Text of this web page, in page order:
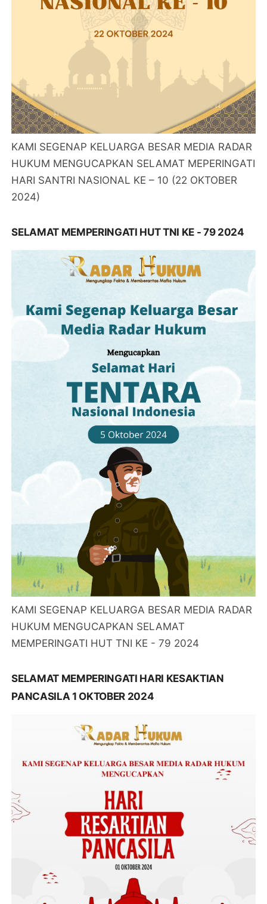
KAMI SEGENAP KELUARGA BESAR MEDIA RADAR
HUKUM MENGUCAPKAN SELAMAT MEPERINGATI
HARI SANTRI NASIONAL KE – 10 (22 OKTOBER
2024)
SELAMAT MEMPERINGATI HUT TNI KE - 79 2024
KAMI SEGENAP KELUARGA BESAR MEDIA RADAR
HUKUM MENGUCAPKAN SELAMAT
MEMPERINGATI HUT TNI KE - 79 2024
SELAMAT MEMPERINGATI HARI KESAKTIAN
PANCASILA 1 OKTOBER 2024